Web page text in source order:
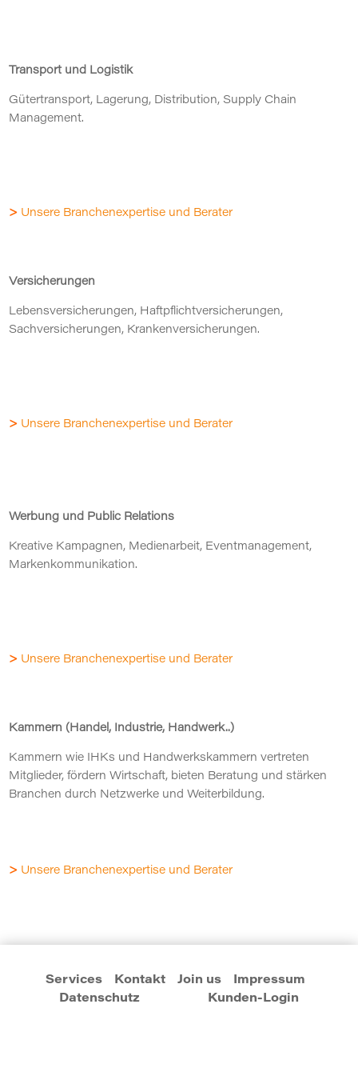
Transport und Logistik
Gütertransport, Lagerung, Distribution, Supply Chain
Management.
> Unsere Branchenexpertise und Berater
Versicherungen
Lebensversicherungen, Haftpflichtversicherungen,
Sachversicherungen, Krankenversicherungen.
> Unsere Branchenexpertise und Berater
Werbung und Public Relations
Kreative Kampagnen, Medienarbeit, Eventmanagement,
Markenkommunikation.
> Unsere Branchenexpertise und Berater
Kammern (Handel, Industrie, Handwerk..)
Kammern wie IHKs und Handwerkskammern vertreten
Mitglieder, fördern Wirtschaft, bieten Beratung und stärken
Branchen durch Netzwerke und Weiterbildung.
> Unsere Branchenexpertise und Berater
Services Kontakt Join us
Impressum
Datenschutz
Kunden-Login